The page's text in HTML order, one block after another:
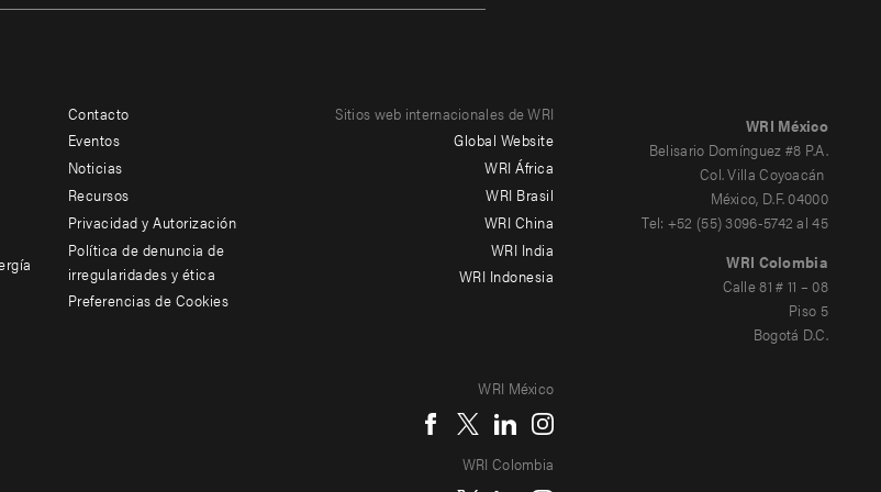
Footer
menu
-
Additional
Contacto
Eventos
Noticias
Recursos
Privacidad y Autorización
Política de denuncia de
irregularidades y ética
Preferencias de Cookies
Sitios web internacionales de WRI
Global Website
WRI África
WRI Brasil
WRI China
WRI India
WRI Indonesia
WRI México
Belisario Domínguez #8 P.A.
Col. Villa Coyoacán
México, D.F. 04000
Tel: +52 (55) 3096-5742 al 45
WRI Colombia
Calle 81 # 11 – 08
Piso 5
Bogotá D.C.
WRI México
WRI Colombia